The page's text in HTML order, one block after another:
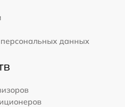
персональных данных